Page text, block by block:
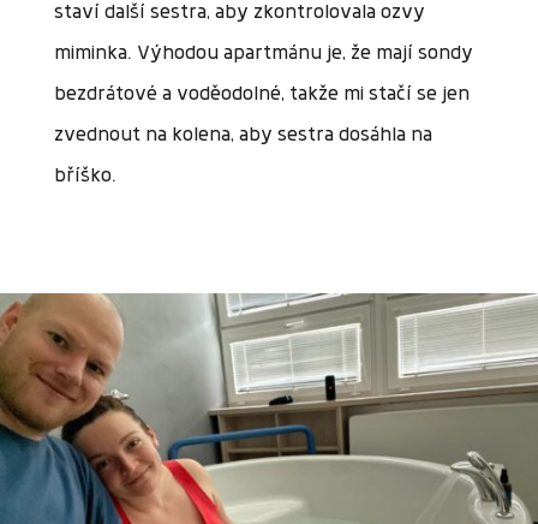
staví další sestra, aby zkontrolovala ozvy
miminka. Výhodou apartmánu je, že mají sondy
bezdrátové a voděodolné, takže mi stačí se jen
zvednout na kolena, aby sestra dosáhla na
bříško.